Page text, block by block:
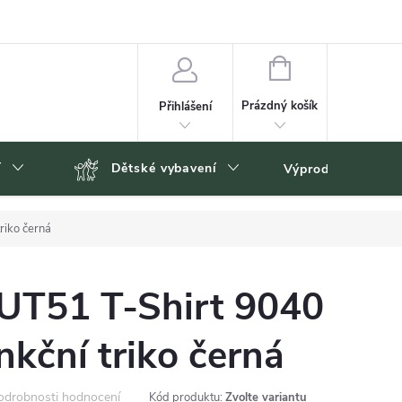
Přihlášení
NÁKUPNÍ
Prázdný košík
Dětské vybavení Výprodej
černá
T-Shirt 9040
triko černá
hodnocení Kód produktu: Zvolte variantu